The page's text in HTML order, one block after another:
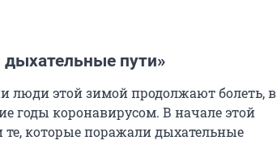
пути»
люди этой зимой продолжают болеть, в
годы коронавирусом. В начале этой
которые поражали дыхательные